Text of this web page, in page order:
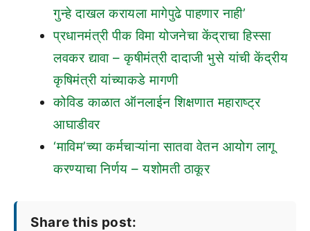
गुन्हे दाखल करायला मागेपुढे पाहणार नाही’
प्रधानमंत्री पीक विमा योजनेचा केंद्राचा हिस्सा
लवकर द्यावा – कृषीमंत्री दादाजी भुसे यांची केंद्रीय
कृषिमंत्री यांच्याकडे मागणी
कोविड काळात ऑनलाईन शिक्षणात महाराष्ट्र
आघाडीवर
‘माविम’च्या कर्मचाऱ्यांना सातवा वेतन आयोग लागू
करण्याचा निर्णय – यशोमती ठाकूर
Share this post: